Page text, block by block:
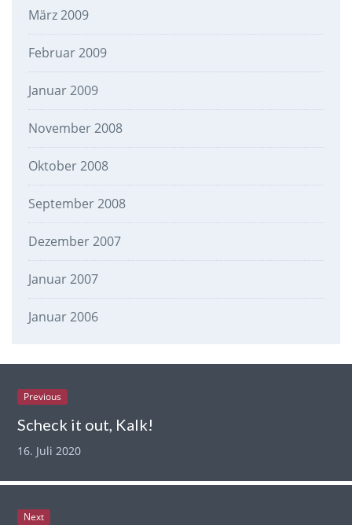
März 2009
Februar 2009
Januar 2009
November 2008
Oktober 2008
September 2008
Dezember 2007
Januar 2007
Januar 2006
Previous
Scheck it out, Kalk!
16. Juli 2020
Next